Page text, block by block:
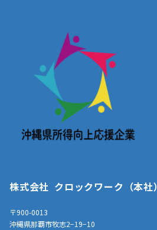
株式会社 クロックワーク（本社）
〒900-0013
沖縄県那覇市牧志2−19−10